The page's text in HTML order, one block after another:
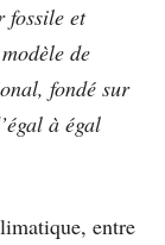
fossile et
de
fondé sur
à égal
entre